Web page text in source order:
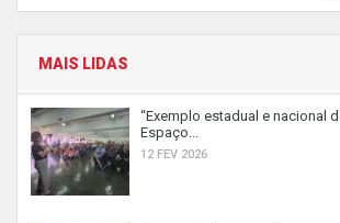
MAIS LIDAS
“Exemplo estadual e nacional
Espaço...
12 FEV 2026